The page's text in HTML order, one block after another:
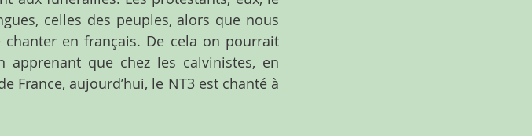
celles des peuples, alors que nous
en français. De cela on pourrait
apprenant que chez les calvinistes, en
France, aujourd’hui, le NT3 est chanté à